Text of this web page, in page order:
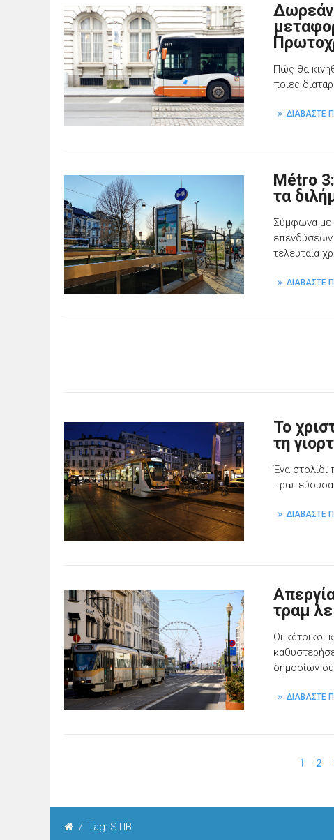
Δωρεάν
Πώς θα
ποιες
ΔΙΑΒΑΣΤΕ
Métro
τα
Σύμφωνα με
επενδύσεων
τελευταία
ΔΙΑΒΑΣΤΕ
Το
τη
Ένα
ΔΙΑΒΑΣΤΕ
τραμ
Οι κάτοικοι
δημοσίων
ΔΙΑΒΑΣΤΕ
1 2
/ Tag: STIB